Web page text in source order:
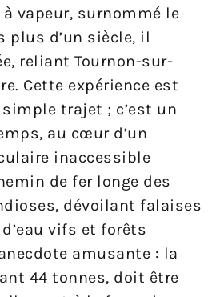
vapeur, surnommé le
plus d’un siècle, il
reliant Tournon-sur-
Cette expérience est
trajet ; c’est un
au cœur d’un
inaccessible
de fer longe des
dévoilant falaises
vifs et forêts
amusante : la
44 tonnes, doit être